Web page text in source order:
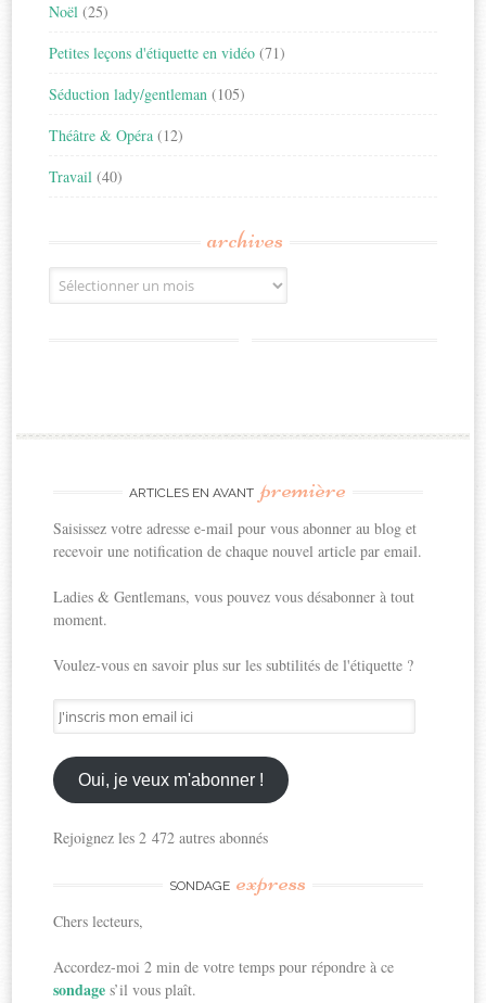
Noël (25)
Petites leçons d'étiquette en vidéo (71)
Séduction lady/gentleman (105)
Théâtre & Opéra (12)
Travail (40)
archives
Archives
ARTICLES EN AVANT première
Saisissez votre adresse e-mail pour vous abonner au blog et
recevoir une notification de chaque nouvel article par email.
Ladies & Gentlemans, vous pouvez vous désabonner à tout
moment.
Voulez-vous en savoir plus sur les subtilités de l'étiquette ?
J'inscris
mon
email
ici
Oui, je veux m'abonner !
Rejoignez les 2 472 autres abonnés
SONDAGE express
Chers lecteurs,
Accordez-moi 2 min de votre temps pour répondre à ce
sondages’il vous plaît.